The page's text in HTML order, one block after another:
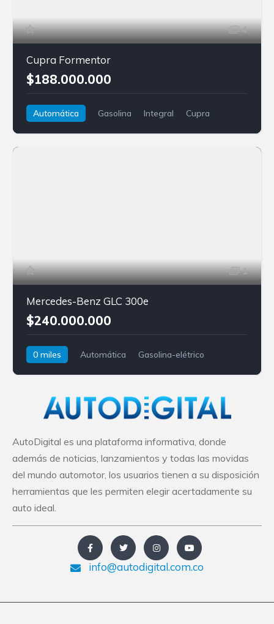
4
Cupra Formentor
$188.000.000
Automática Gasolina Integral
Cupra
1
Mercedes-Benz GLC 300e
$240.000.000
0 miles Automática
Gasolina-elétrico
AutoDigital es una plataforma informativa, donde
además de noticias, lanzamientos y todas las movidas
del mundo automotor, los usuarios tienen a su disposición
herramientas que les permiten elegir acertadamente su
auto ideal.
info@autodigital.com.co